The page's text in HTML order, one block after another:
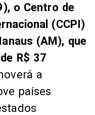
o Centro de
(CCPI)
(AM), que
R$ 37
a
países